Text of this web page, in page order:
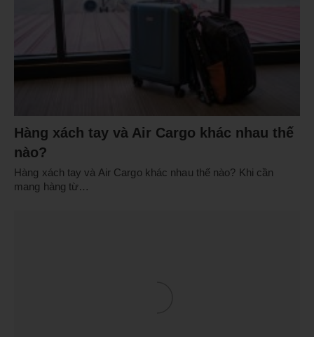
Hàng xách tay và Air Cargo khác nhau thế
nào?
Hàng xách tay và Air Cargo khác nhau thế nào? Khi cần
mang hàng từ…